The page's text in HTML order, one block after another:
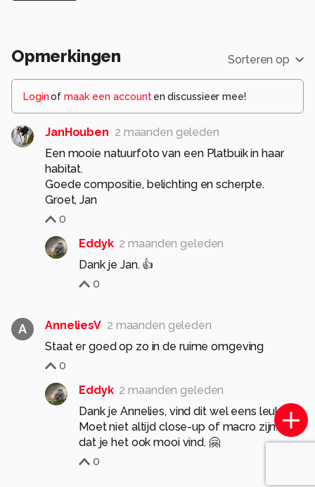
Opmerkingen Sorteren op
Loginof maak een account en discussieer mee!
JanHouben 2 maanden geleden
Een mooie natuurfoto van een Platbuik in haar
habitat.
Goede compositie, belichting en scherpte.
Groet, Jan
0
Eddyk 2 maanden geleden
Dank je Jan. 👍
0
A AnneliesV 2 maanden geleden
Staat er goed op zo in de ruime omgeving
0
Eddyk 2 maanden geleden
Dank je Annelies, vind dit wel eens leuk.
Moet niet altijd close-up of macro zijn. Fijn
dat je het ook mooi vind. 🤗
0